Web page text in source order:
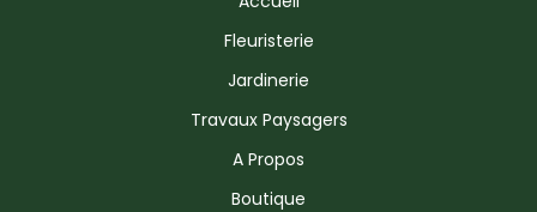
Fleuristerie
Jardinerie
Travaux Paysagers
A Propos
Boutique